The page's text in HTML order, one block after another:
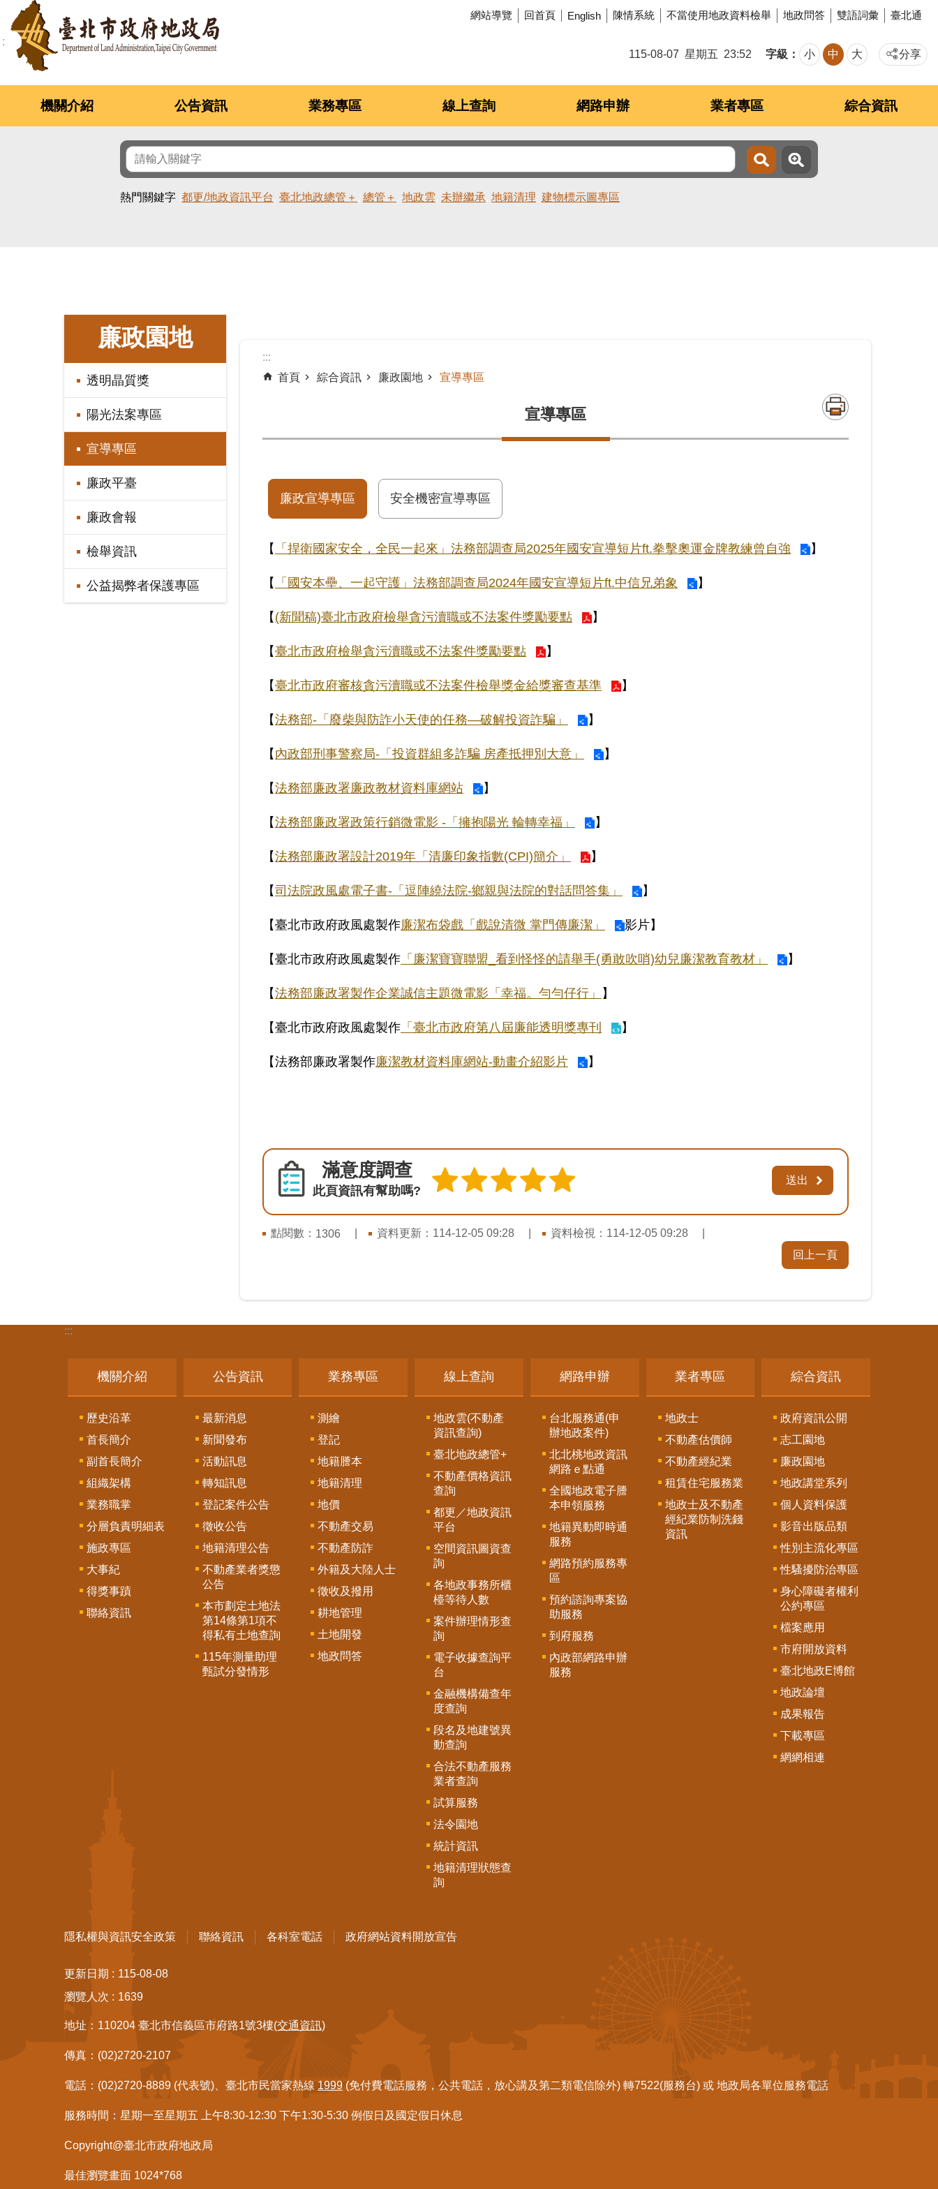
跳到主要內容區塊 網站導覽 回首頁 English 陳情系統 不當使用地政資料檢舉 地政問答 雙語詞彙 臺北通
115-08-07 星期五 23:52 字級 小 中 大 分享
機關介紹 公告資訊 業務專區 線上查詢 網路申辦 業者專區 綜合資訊
熱門關鍵字 都更/地政資訊平台 臺北地政總管＋ 總管＋ 地政雲 未辦繼承 地籍清理 建物標示圖專區
廉政園地
透明晶質獎
陽光法案專區
宣導專區
廉政平臺
廉政會報
檢舉資訊
公益揭弊者保護專區
:::
首頁
綜合資訊 廉政園地 宣導專區
宣導專區
廉政宣導專區 安全機密宣導專區
【 「捍衛國家安全，全民一起來」法務部調查局2025年國安宣導短片ft.拳擊奧運金牌教練曾自強 】
【 「國安本壘、一起守護」法務部調查局2024年國安宣導短片ft.中信兄弟象 】
【(新聞稿)臺北市政府檢舉貪污瀆職或不法案件獎勵要點 】
【臺北市政府檢舉貪污瀆職或不法案件獎勵要點 】
【臺北市政府審核貪污瀆職或不法案件檢舉獎金給獎審查基準 】
【法務部-「廢柴與防詐小天使的任務—破解投資詐騙」 】
【內政部刑事警察局-「投資群組多詐騙 房產抵押別大意」 】
【法務部廉政署廉政教材資料庫網站 】
【法務部廉政署政策行銷微電影 -「擁抱陽光 輪轉幸福」 】
【法務部廉政署設計2019年「清廉印象指數(CPI)簡介」 】
【司法院政風處電子書-「逗陣繞法院-鄉親與法院的對話問答集」 】
【臺北市政府政風處製作廉潔布袋戲「戲說清微 掌門傳廉潔」 影片】
【臺北市政府政風處製作 「廉潔寶寶聯盟_看到怪怪的請舉手(勇敢吹哨)幼兒廉潔教育教材」 】
【法務部廉政署製作企業誠信主題微電影「幸福。勻勻仔行」 】
【臺北市政府政風處製作 「臺北市政府第八屆廉能透明獎專刊 】
【法務部廉政署製作廉潔教材資料庫網站-動畫介紹影片 】
滿意度調查
此頁資訊有幫助嗎?
點閱數： 1306 資料更新： 114-12-05 09:28 資料檢視： 114-12-05 09:28
回上一頁
:::
機關介紹
歷史沿革
首長簡介
副首長簡介
組織架構
業務職掌
分層負責明細表
施政專區
大事紀
得獎事蹟
聯絡資訊
公告資訊
最新消息
新聞發布
活動訊息
轉知訊息
登記案件公告
徵收公告
地籍清理公告
不動產業者獎懲
公告
本市劃定土地法
第14條第1項不
得私有土地查詢
115年測量助理
甄試分發情形
業務專區
測繪
登記
地籍謄本
地籍清理
地價
不動產交易
不動產防詐
外籍及大陸人士
徵收及撥用
耕地管理
土地開發
地政問答
線上查詢
地政雲(不動產
資訊查詢)
臺北地政總管+
不動產價格資訊
查詢
都更／地政資訊
平台
空間資訊圖資查
詢
各地政事務所櫃
檯等待人數
案件辦理情形查
詢
電子收據查詢平
台
金融機構備查年
度查詢
段名及地建號異
動查詢
合法不動產服務
業者查詢
試算服務
法令園地
統計資訊
地籍清理狀態查
詢
網路申辦
台北服務通(申
辦地政案件)
北北桃地政資訊
網路ｅ點通
全國地政電子謄
本申領服務
地籍異動即時通
服務
網路預約服務專
區
預約諮詢專案協
助服務
到府服務
內政部網路申辦
服務
業者專區
地政士
不動產估價師
不動產經紀業
租賃住宅服務業
地政士及不動產
經紀業防制洗錢
資訊
綜合資訊
政府資訊公開
志工園地
廉政園地
地政講堂系列
個人資料保護
影音出版品類
性別主流化專區
性騷擾防治專區
身心障礙者權利
公約專區
檔案應用
市府開放資料
臺北地政E博館
地政論壇
成果報告
下載專區
網網相連
隱私權與資訊安全政策 聯絡資訊 各科室電話 政府網站資料開放宣告
更新日期
115-08-08
瀏覽人次
1639
地址：110204 臺北市信義區市府路1號3樓(交通資訊)
傳真：(02)2720-2107
電話：(02)2720-8889 (代表號)、臺北市民當家熱線 1999 (免付費電話服務，公共電話，放心講及第二類電信除外) 轉7522(服務台) 或 地政局各單位服務電話
服務時間：星期一至星期五 上午8:30-12:30 下午1:30-5:30 例假日及國定假日休息
Copyright@臺北市政府地政局
最佳瀏覽畫面 1024*768